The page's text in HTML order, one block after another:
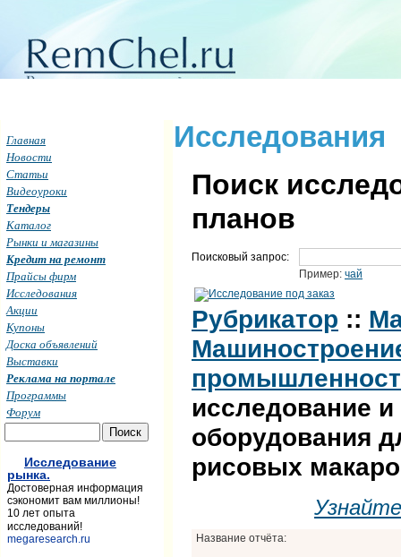
Исследования
Поиск
планов
Поисковый запрос:
Пример: чай
Рубрикатор ::
исследование
оборудования
рисовых
Название отчёта:
Главная
Новости
Статьи
Видеоуроки
Тендеры
Каталог
Рынки и магазины
Кредит на ремонт
Прайсы фирм
Исследования
Акции
Купоны
Доска объявлений
Выставки
Реклама на портале
Программы
Форум
Исследование
рынка.
Достоверная информация
сэкономит вам миллионы!
10 лет опыта
исследований!
megaresearch.ru